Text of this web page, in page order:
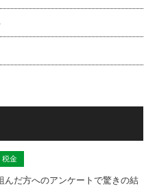
税金
んだ方へのアンケートで驚きの結